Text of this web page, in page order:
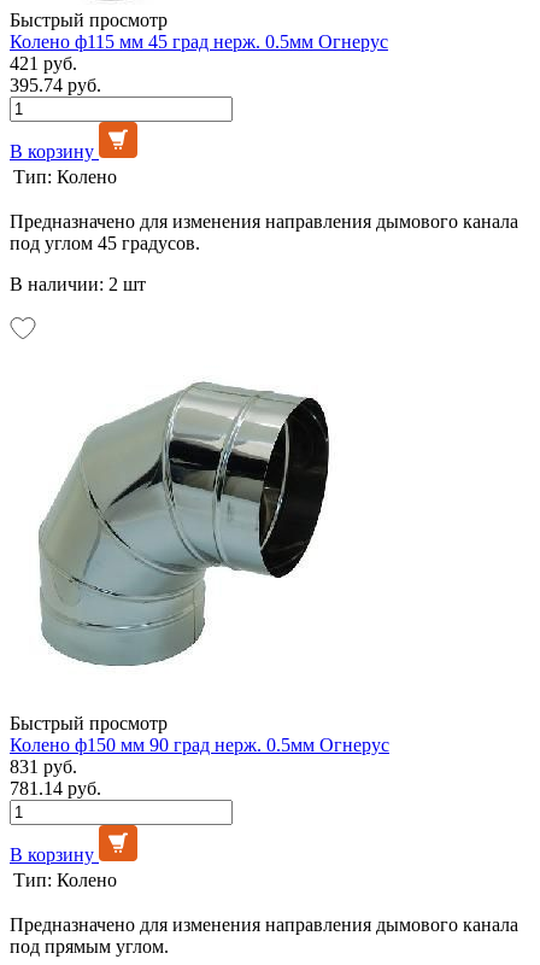
Быстрый просмотр
Колено ф115 мм 45 град нерж. 0.5мм Огнерус
421 руб.
395.74 руб.
В корзину
Тип: Колено
Предназначено для изменения направления дымового канала
под углом 45 градусов.
В наличии: 2 шт
Быстрый просмотр
Колено ф150 мм 90 град нерж. 0.5мм Огнерус
831 руб.
781.14 руб.
В корзину
Тип: Колено
Предназначено для изменения направления дымового канала
под прямым углом.